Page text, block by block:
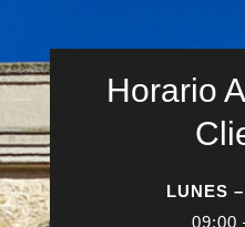
Horario
LUNES
09:00